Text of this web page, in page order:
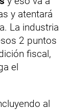
y atentará
La industria
2 puntos
fiscal,
el
al